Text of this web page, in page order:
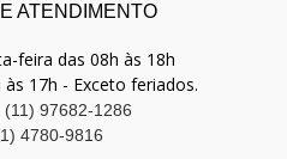
ATENDIMENTO
feira das 08h às 18h
17h - Exceto feriados.
(11) 97682-1286
4780-9816